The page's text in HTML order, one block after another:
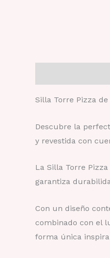
Silla Torre Pizza
Descubre la
y revestida con
La Silla Torre
garantiza
Con un diseño
combinado con el
forma única